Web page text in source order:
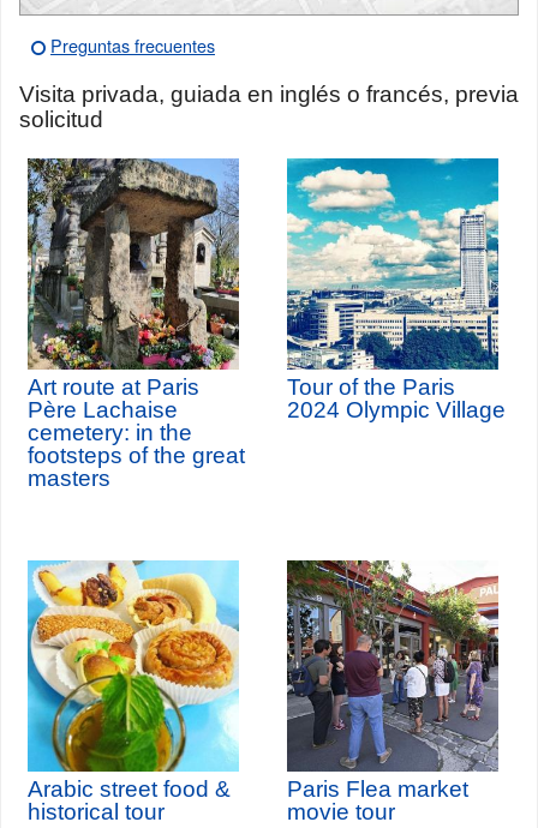
Preguntas frecuentes
Visita privada, guiada en inglés o francés, previa
solicitud
Art route at Paris
Père Lachaise
cemetery: in the
footsteps of the great
masters
Tour of the Paris
2024 Olympic Village
Arabic street food &
historical tour
Paris Flea market
movie tour